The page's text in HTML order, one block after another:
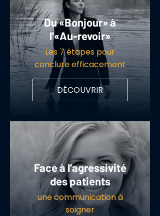
Du «Bonjour» à
l'«Au-revoir»
Les 7 étapes pour
conclure efficacement
DÉCOUVRIR
Face à l’agressivité
des patients
une communication à
soigner